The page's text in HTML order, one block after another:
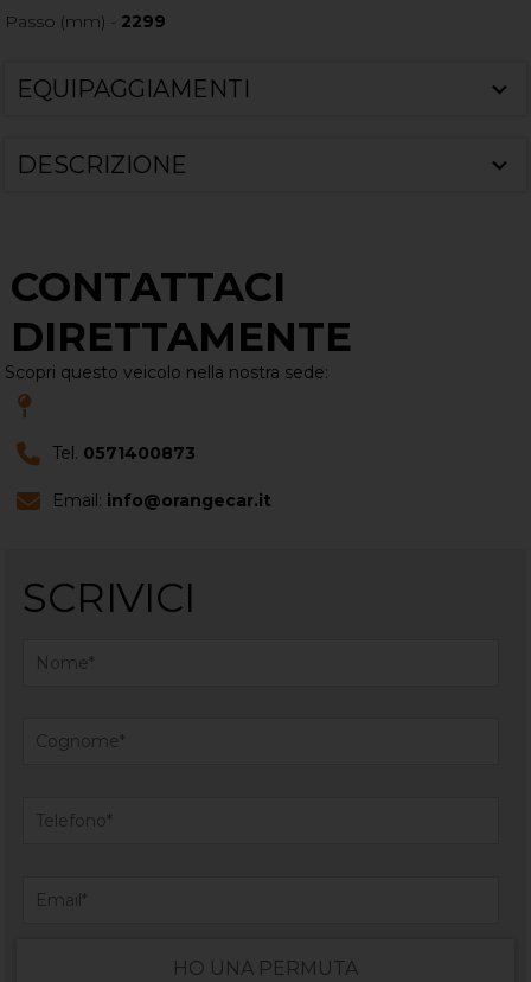
Passo (mm) - 2299
EQUIPAGGIAMENTI
DESCRIZIONE
CONTATTACI
DIRETTAMENTE
Scopri questo veicolo nella nostra sede:
Tel. 0571400873
Email: info@orangecar.it
SCRIVICI
HO UNA PERMUTA